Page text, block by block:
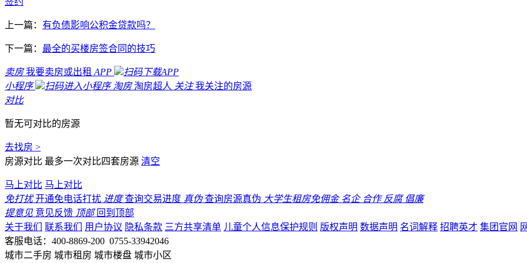
上一篇： 有负债影响公积金贷款吗？
下一篇： 最全的买楼房签合同的技巧
卖房 我要卖房或出租 APP
扫码下载APP
小程序
扫码进入小程序 淘房 淘房超人 关注 我关注的房源
对比
暂无可对比的房源
去找房 >
房源对比 最多一次对比四套房源 清空
马上对比 马上对比
免打扰 开通免电话打扰 进度 查询交易进度 真伪 查询房源真伪 大学生租房免佣金 名企 合作 反腐 倡廉
提意见 意见反馈 顶部 回到顶部
关于我们
联系我们 用户协议 隐私条款 三方共享清单 儿童个人信息保护规则 版权声明 数据声明 名词解释 招聘英才 集团官网
客服电话：400-8869-200 0755-33942046
城市二手房 城市租房 城市楼盘 城市小区